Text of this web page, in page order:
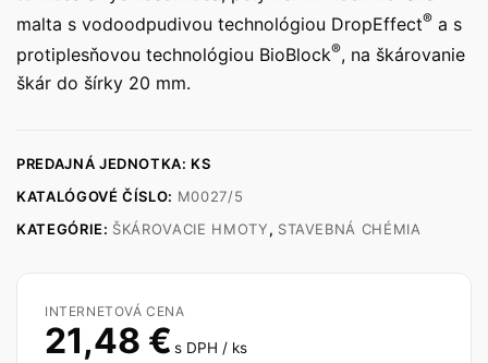
malta s vodoodpudivou technológiou DropEffect® a s
protiplesňovou technológiou BioBlock®, na škárovanie
škár do šírky 20 mm.
PREDAJNÁ JEDNOTKA: KS
KATALÓGOVÉ ČÍSLO: M0027/5
KATEGÓRIE: ŠKÁROVACIE HMOTY, STAVEBNÁ CHÉMIA
INTERNETOVÁ CENA
21,48 € s DPH / ks